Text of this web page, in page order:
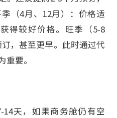
（4月、12月）：价格适
得较好价格。旺季（5-8
，甚至更早。此时通过代
要。
天，如果商务舱仍有空